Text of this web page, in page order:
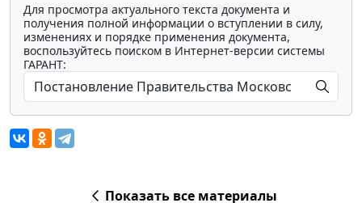
Для просмотра актуального текста документа и
получения полной информации о вступлении в силу,
изменениях и порядке применения документа,
воспользуйтесь поиском в Интернет-версии системы
ГАРАНТ:
Показать все материалы